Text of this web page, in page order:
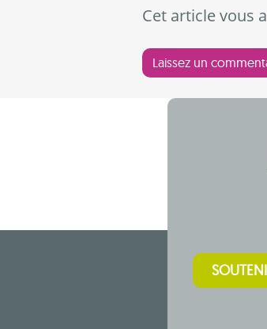
Cet article vous
Laissez un